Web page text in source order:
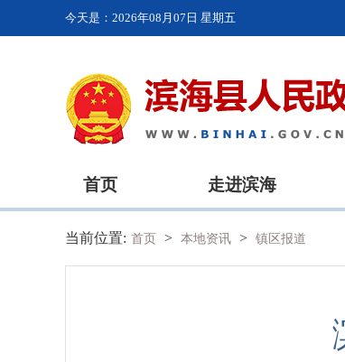
今天是： 2026年08月07日 星期五
首页 走进滨海
当前位置: 首页 > 本地资讯 > 镇区报道